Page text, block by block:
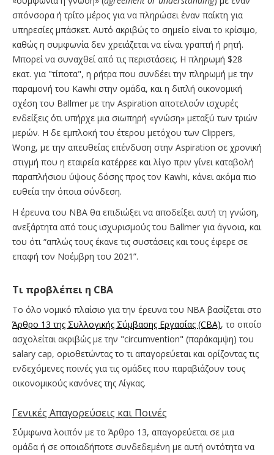
σπόνσορα ή τρίτο μέρος για να πληρώσει έναν παίκτη για
υπηρεσίες μπάσκετ. Αυτό ακριβώς το σημείο είναι το κρίσιμο,
καθώς η συμφωνία δεν χρειάζεται να είναι γραπτή ή ρητή.
Μπορεί να συναχθεί από τις περιστάσεις. Η πληρωμή $28
εκατ. για "τίποτα", η ρήτρα που συνδέει την πληρωμή με την
παραμονή του Kawhi στην ομάδα, και η διπλή οικονομική
σχέση του Ballmer με την Aspiration αποτελούν ισχυρές
ενδείξεις ότι υπήρχε μια σιωπηρή «γνώση» μεταξύ των τριών
μερών. Η δε εμπλοκή του έτερου μετόχου των Clippers,
Wong, με την απευθείας επένδυση στην Aspiration σε χρονική
στιγμή που η εταιρεία κατέρρεε και λίγο πριν γίνει καταβολή
παραπλήσιου ύψους δόσης προς τον Kawhi, κάνει ακόμα πιο
ευθεία την όποια σύνδεση.
Η έρευνα του NBA θα επιδιώξει να αποδείξει αυτή τη γνώση,
ανεξάρτητα από τους ισχυρισμούς του Ballmer για άγνοια, και
του ότι “απλώς τους έκανε τις συστάσεις και τους έφερε σε
επαφή τον Νοέμβρη του 2021”.
Τι προβλέπει η CBA
Το όλο νομικό πλαίσιο για την έρευνα του NBA βασίζεται στο
Άρθρο 13 της Συλλογικής Σύμβασης Εργασίας (CBA), το οποίο
ασχολείται ακριβώς με την "circumvention" (παράκαμψη) του
salary cap, οριοθετώντας το τι απαγορεύεται και ορίζοντας τις
ενδεχόμενες ποινές για τις ομάδες που παραβιάζουν τους
οικονομικούς κανόνες της Λίγκας.
Γενικές Απαγορεύσεις και Ποινές
Σύμφωνα λοιπόν με το Άρθρο 13, απαγορεύεται σε μια
ομάδα ή σε οποιαδήποτε συνδεδεμένη με αυτή οντότητα να